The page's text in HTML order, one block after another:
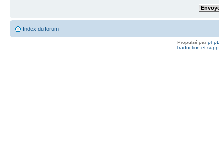
Index du forum
Propulsé par
Traduction et